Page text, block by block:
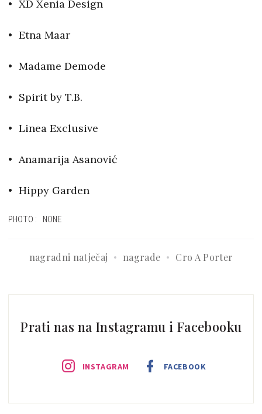
XD Xenia Design
Etna Maar
Madame Demode
Spirit by T.B.
Linea Exclusive
Anamarija Asanović
Hippy Garden
PHOTO: NONE
nagradni natječaj nagrade Cro A Porter
Prati nas na Instagramu i Facebooku
INSTAGRAM FACEBOOK